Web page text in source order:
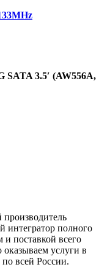
SATA 3.5′ (AW556A,
интегратор полного
поставкой всего
услуги в
всей России.